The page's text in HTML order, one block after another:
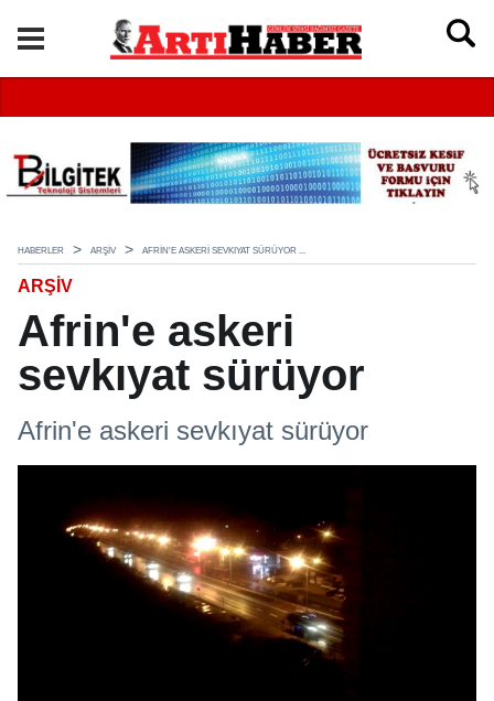
HABERLER ARŞIV AFRIN'E ASKERI SEVKIYAT SÜRÜYOR ...
ARŞIV
Afrin'e askeri
sevkıyat sürüyor
Afrin'e askeri sevkıyat sürüyor